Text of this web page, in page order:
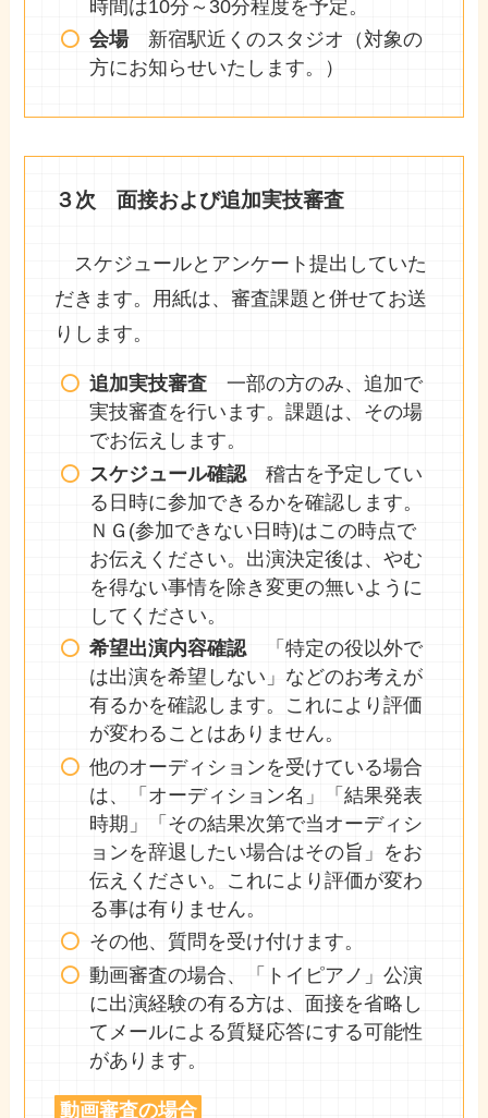
時間は10分～30分程度を予定。
会場新宿駅近くのスタジオ（対象の
方にお知らせいたします。）
３次 面接および追加実技審査
スケジュールとアンケート提出していた
だきます。用紙は、審査課題と併せてお送
りします。
追加実技審査一部の方のみ、追加で
実技審査を行います。課題は、その場
でお伝えします。
スケジュール確認稽古を予定してい
る日時に参加できるかを確認します。
ＮＧ(参加できない日時)はこの時点で
お伝えください。出演決定後は、やむ
を得ない事情を除き変更の無いように
してください。
希望出演内容確認「特定の役以外で
は出演を希望しない」などのお考えが
有るかを確認します。これにより評価
が変わることはありません。
他のオーディションを受けている場合
は、「オーディション名」「結果発表
時期」「その結果次第で当オーディシ
ョンを辞退したい場合はその旨」をお
伝えください。これにより評価が変わ
る事は有りません。
その他、質問を受け付けます。
動画審査の場合、「トイピアノ」公演
に出演経験の有る方は、面接を省略し
てメールによる質疑応答にする可能性
があります。
動画審査の場合